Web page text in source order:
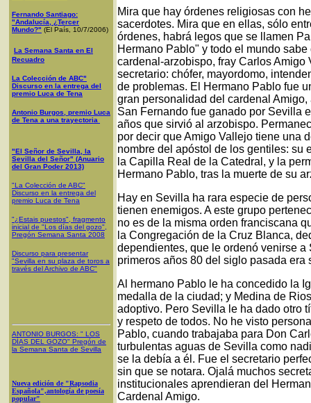
Fernando Santiago:
"Andalucía, ¿Tercer
Mundo?" (El País, 10/7/2006)
La Semana Santa en El
Recuadro
La Colección de ABC"
Discurso en la entrega del
premio Luca de Tena
Antonio Burgos, premio Luca
de Tena a una trayectoria
"El Señor de Sevilla, la
Sevilla del Señor" (Anuario
del Gran Poder 2013)
"La Colección de ABC"
Discurso en la entrega del
premio Luca de Tena
"¿Estais puestos", fragmento
inicial de "Los días del gozo",
Pregón Semana Santa 2008
Discurso para presentar
"Sevilla en su plaza de toros a
través del Archivo de ABC"
ANTONIO BURGOS: " LOS
DÍAS DEL GOZO" Pregón de
la Semana Santa de Sevilla
Nueva edición de "Rapsodia
Española",antología de poesía
popular"
Mira que hay órdenes religiosas con
sacerdotes. Mira que en ellas, sólo
órdenes, habrá legos que se llamen
Hermano Pablo" y todo el mundo
cardenal-arzobispo, fray Carlos
secretario: chófer, mayordomo,
de problemas. El Hermano Pablo fue
gran personalidad del cardenal
San Fernando fue ganado por Sevilla
años que sirvió al arzobispo.
por decir que Amigo Vallejo tiene una
nombre del apóstol de los gentiles: su
la Capilla Real de la Catedral, y la
Hermano Pablo, tras la muerte de su
Hay en Sevilla ha rara especie de
tienen enemigos. A este grupo
no es de la misma orden franciscana
la Congregación de la Cruz Blanca,
dependientes, que le ordenó venirse
primeros años 80 del siglo pasada
Al hermano Pablo le ha concedido la
medalla de la ciudad; y Medina de
adoptivo. Pero Sevilla le ha dado otro
y respeto de todos. No he visto
Pablo, cuando trabajaba para Don
turbulentas aguas de Sevilla como
se la debía a él. Fue el secretario
sin que se notara. Ojalá muchos
institucionales aprendieran del
Cardenal Amigo.